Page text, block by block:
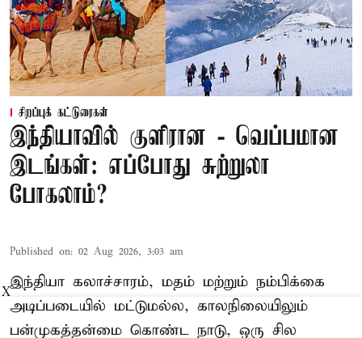
சிறப்புக் கட்டுரைகள்
இந்தியாவில் குளிரான - வெப்பமான
இடங்கள்: எப்போது சுற்றுலா
போகலாம்?
Published on: 02 Aug 2026, 3:03 am
இந்தியா கலாச்சாரம், மதம் மற்றும் நம்பிக்கை
அடிப்படையில் மட்டுமல்ல, காலநிலையிலும்
பன்முகத்தன்மை கொண்ட நாடு, ஒரு சில
X